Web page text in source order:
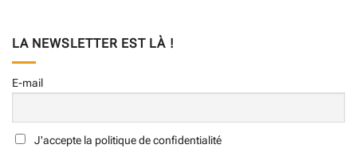
LA NEWSLETTER EST LÀ !
E-mail
J'accepte la politique de confidentialité